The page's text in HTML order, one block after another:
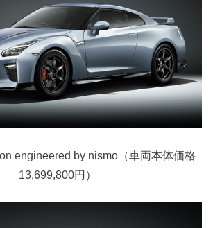
engineered by nismo（車両本体価格
13,699,800円）